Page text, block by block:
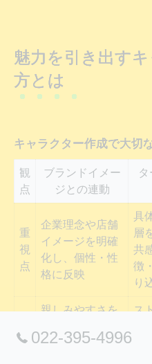
魅力を引き出す
方とは
キャラクター作成で大切
観
点
ブランドイメー
ジとの連動
重
視
点
企業理念や店舗
イメージを明確
化し、個性・性
格に反映
具
層
共
徴
り
イ
親しみやすさを
いシルエットや
ス
や
観
022-395-4996